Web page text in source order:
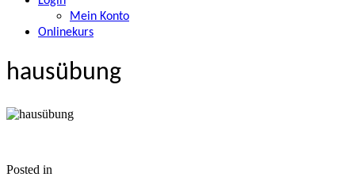
Mein Konto
Onlinekurs
hausübung
Posted in